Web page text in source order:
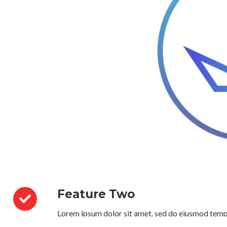
Feature Two
Lorem ipsum dolor sit amet, sed do eiusmod